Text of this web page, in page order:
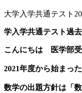
大学入学共通テスト
学入学共通テスト過
こんにちは 医学部受
2021年度から始まっ
数学の出題方針は「